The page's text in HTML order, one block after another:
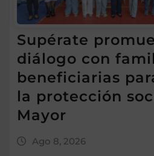
Supérate
diálogo con
beneficiarias
la protección
Mayor
Ago 8, 2026